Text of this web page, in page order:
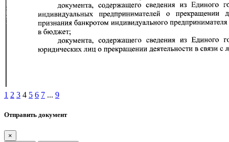
1 2 3 4 5 6 7 ... 9
Отправить документ
×